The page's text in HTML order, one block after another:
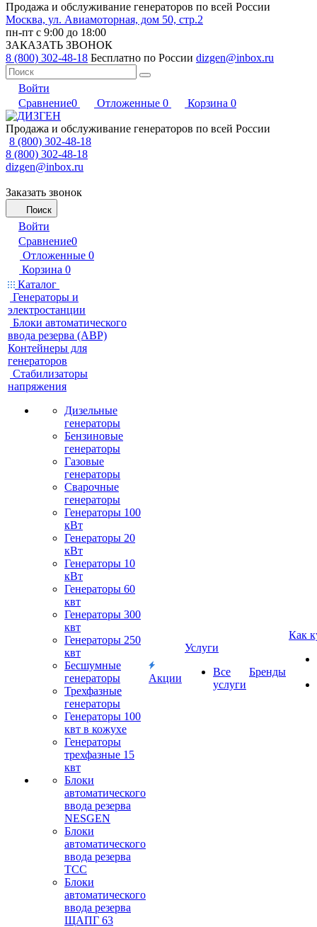
Продажа и обслуживание генераторов по всей России
Москва, ул. Авиамоторная, дом 50, стр.2
пн-пт с 9:00 до 18:00
ЗАКАЗАТЬ ЗВОНОК
8 (800) 302-48-18 Бесплатно по России dizgen@inbox.ru
Войти
Сравнение0 Отложенные 0 Корзина 0
Продажа и обслуживание генераторов по всей России
8 (800) 302-48-18
8 (800) 302-48-18
dizgen@inbox.ru
Заказать звонок
Поиск
Войти
Сравнение0
Отложенные 0
Корзина 0
Каталог
Генераторы и
электростанции
Блоки автоматического
ввода резерва (АВР)
Контейнеры для
генераторов
Стабилизаторы
напряжения
Дизельные
генераторы
Бензиновые
генераторы
Газовые
генераторы
Сварочные
генераторы
Генераторы 100
кВт
Генераторы 20
кВт
Генераторы 10
кВт
Генераторы 60
квт
Генераторы 300
квт
Генераторы 250
квт
Бесшумные
генераторы
Трехфазные
генераторы
Генераторы 100
квт в кожухе
Генераторы
трехфазные 15
квт
Блоки
автоматического
ввода резерва
NESGEN
Блоки
автоматического
ввода резерва
ТСС
Блоки
автоматического
ввода резерва
ЩАПГ 63
Акции
Услуги
Все
услуги
Бренды
Как